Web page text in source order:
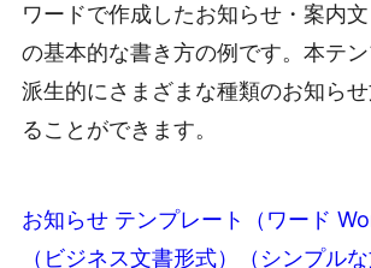
ワードで作成したお知らせ・案内
の基本的な書き方の例です。本テ
派生的にさまざまな種類のお知ら
ることができます。
お知らせ テンプレート（ワード
（ビジネス文書形式）（シンプルな